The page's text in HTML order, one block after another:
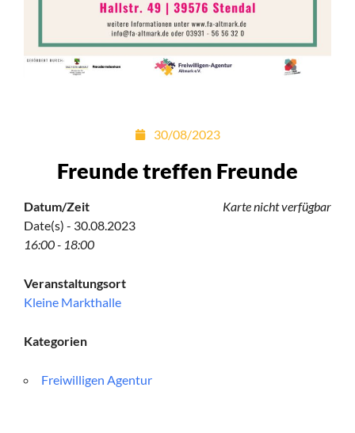
30/08/2023
Freunde treffen Freunde
Karte nicht verfügbar
Datum/Zeit
Date(s) - 30.08.2023
16:00 - 18:00
Veranstaltungsort
Kleine Markthalle
Kategorien
Freiwilligen Agentur